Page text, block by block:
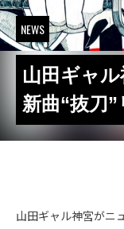
NEWS
山田ギャ
新曲“抜刀
山田ギャル神宮がニ